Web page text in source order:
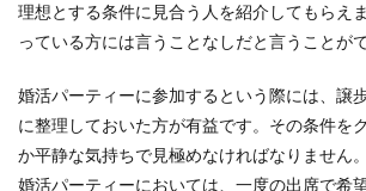
理想とする条件に見合う人を紹介してもらえ
っている方には言うことなしだと言うことが
婚活パーティーに参加するという際には、譲
に整理しておいた方が有益です。その条件を
か平静な気持ちで見極めなければなりません。
婚活パーティーにおいては、一度の出席で希